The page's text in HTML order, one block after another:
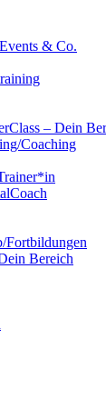
& Co.
– Dein
Coaching
Fortbildungen
Bereich